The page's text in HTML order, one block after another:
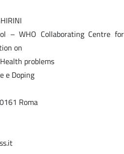
– WHO Collaborating Centre for
on
problems
e Doping
Roma